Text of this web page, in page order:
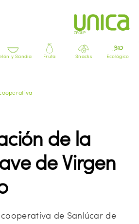
y Sandía Fruta Snacks Ecológico
de la
de Virgen
de Sanlúcar de